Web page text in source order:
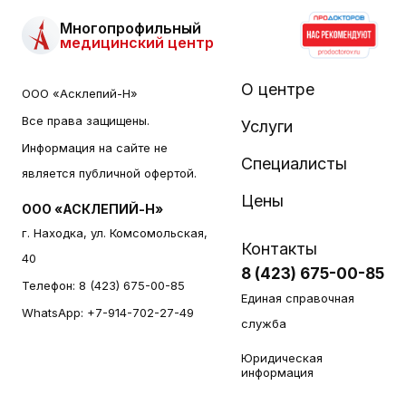
Многопрофильный
медицинский центр
ООО «Асклепий-Н»
Все права защищены.
Информация на сайте не
является публичной офертой.
ООО «АСКЛЕПИЙ-Н»
г. Находка, ул. Комсомольская,
40
Телефон: 8 (423) 675-00-85
WhatsApp: +7-914-702-27-49
О центре
Услуги
Специалисты
Цены
Контакты
8 (423) 675-00-85
Единая справочная
служба
Юридическая
информация